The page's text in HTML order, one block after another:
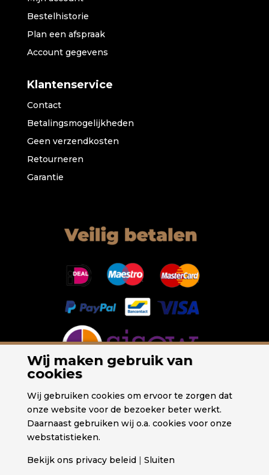
Bestelhistorie
Plan een afspraak
Account gegevens
Klantenservice
Contact
Betalingsmogelijkheden
Geen verzendkosten
Retourneren
Garantie
Wij maken gebruik van
cookies
Wij gebruiken cookies om ervoor te zorgen dat
onze website voor de bezoeker beter werkt.
Daarnaast gebruiken wij o.a. cookies voor onze
webstatistieken.
Bekijk ons privacy beleid | Sluiten